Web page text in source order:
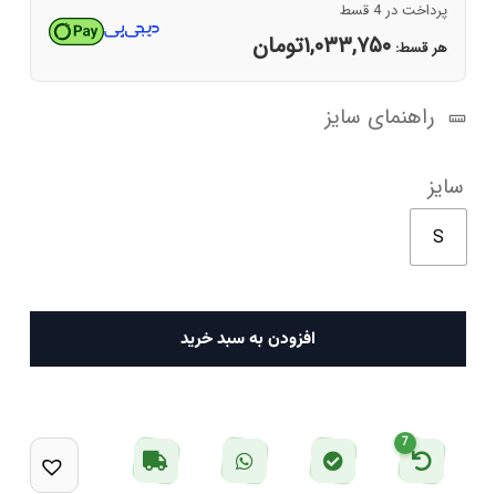
پرداخت در 4 قسط
هر قسط:۱,۰۳۳,۷۵۰تومان
راهنمای سایز
سایز
S
مردانه
تیره
افزودن به سبد خرید
7